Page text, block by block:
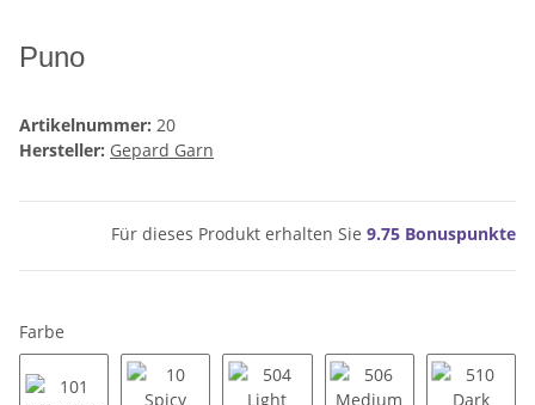
Puno
Artikelnummer: 20
Hersteller: Gepard Garn
Für dieses Produkt erhalten Sie 9.75 Bonuspunkte
Farbe